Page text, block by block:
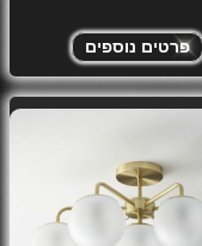
פרטים נוספים